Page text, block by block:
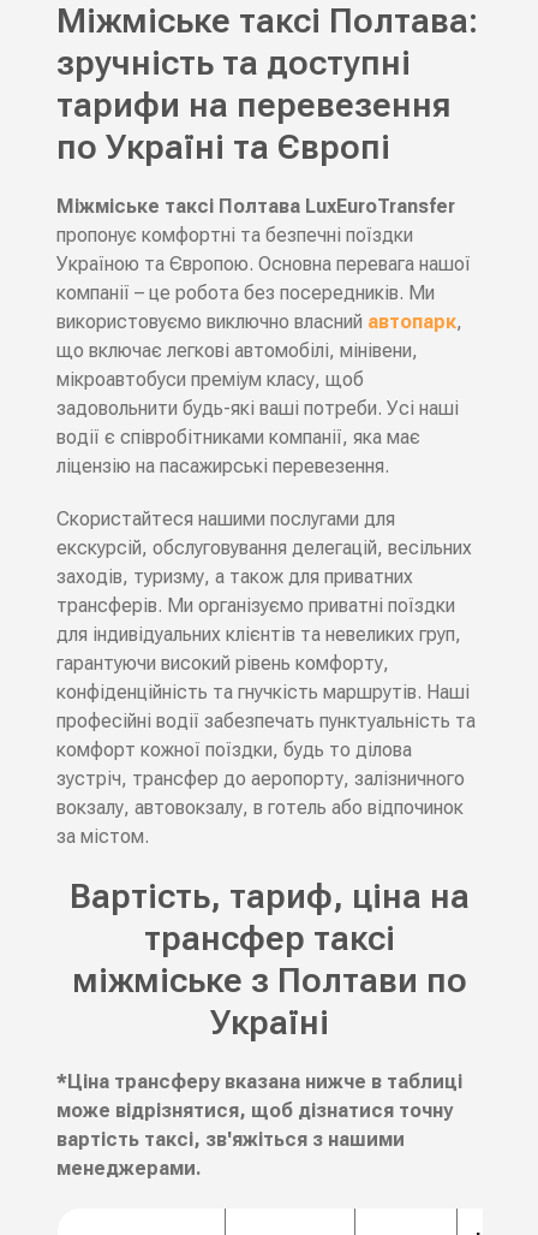
Міжміське таксі Полтава:
зручність та доступні
тарифи на перевезення
по Україні та Європі
Міжміське таксі Полтава LuxEuroTransfer
пропонує комфортні та безпечні поїздки
Україною та Європою. Основна перевага нашої
компанії – це робота без посередників. Ми
використовуємо виключно власний автопарк,
що включає легкові автомобілі, мінівени,
мікроавтобуси преміум класу, щоб
задовольнити будь-які ваші потреби. Усі наші
водії є співробітниками компанії, яка має
ліцензію на пасажирські перевезення.
Скористайтеся нашими послугами для
екскурсій, обслуговування делегацій, весільних
заходів, туризму, а також для приватних
трансферів. Ми організуємо приватні поїздки
для індивідуальних клієнтів та невеликих груп,
гарантуючи високий рівень комфорту,
конфіденційність та гнучкість маршрутів. Наші
професійні водії забезпечать пунктуальність та
комфорт кожної поїздки, будь то ділова
зустріч, трансфер до аеропорту, залізничного
вокзалу, автовокзалу, в готель або відпочинок
за містом.
Вартість, тариф, ціна на
трансфер таксі
міжміське з Полтави по
Україні
*Ціна трансферу вказана нижче в таблиці
може відрізнятися, щоб дізнатися точну
вартість таксі, зв'яжіться з нашими
менеджерами.